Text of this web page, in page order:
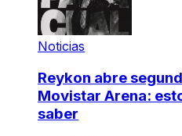
Noticias
Reykon abre
Movistar Arena:
saber